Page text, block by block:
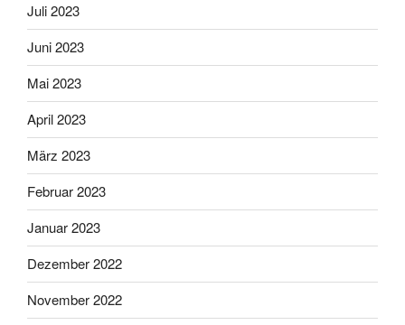
Juli 2023
Juni 2023
Mai 2023
April 2023
März 2023
Februar 2023
Januar 2023
Dezember 2022
November 2022